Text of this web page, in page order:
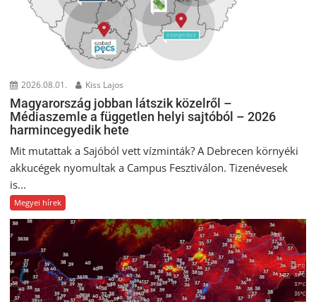
2026.08.01. Kiss Lajos
Magyarország jobban látszik közelről –
Médiaszemle a független helyi sajtóból – 2026
harmincegyedik hete
Mit mutattak a Sajóból vett vízminták? A Debrecen környéki
akkucégek nyomultak a Campus Fesztiválon. Tizenévesek
is...
Megyei hírek